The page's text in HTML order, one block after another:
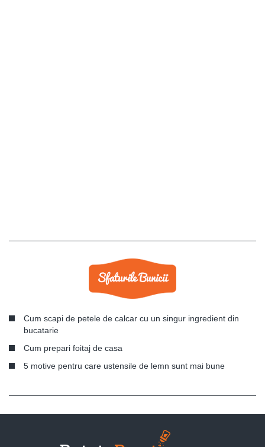
Cum scapi de petele de calcar cu un singur ingredient din
bucatarie
Cum prepari foitaj de casa
5 motive pentru care ustensile de lemn sunt mai bune